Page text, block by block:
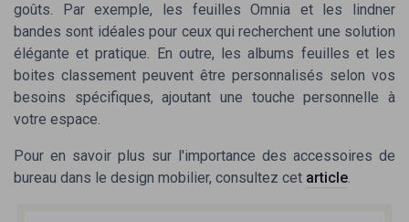
goûts. Par exemple, les feuilles Omnia et les
lindner
bandes sont idéales pour ceux qui recherchent une solution
élégante et pratique. En outre, lesalbums feuilles et les
boites classement peuvent être personnalisés selon vos
besoins spécifiques, ajoutant une touche personnelle à
votre espace.
Pour en savoir plus sur l'importance des accessoires de
bureau dans le design mobilier, consultez cet article.